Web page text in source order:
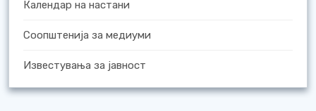
Календар на настани
Соопштенија за медиуми
Известувања за јавност